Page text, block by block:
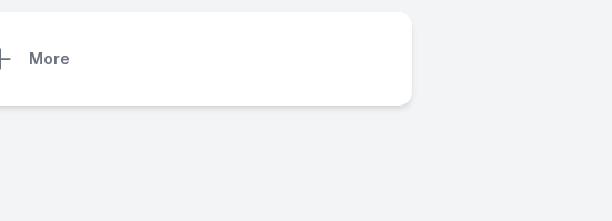
More